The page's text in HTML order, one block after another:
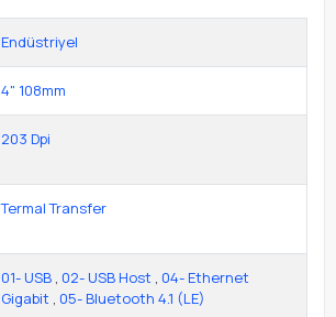
Endüstriyel
4" 108mm
203 Dpi
Termal Transfer
01- USB , 02- USB Host , 04- Ethernet
Gigabit , 05- Bluetooth 4.1 (LE)